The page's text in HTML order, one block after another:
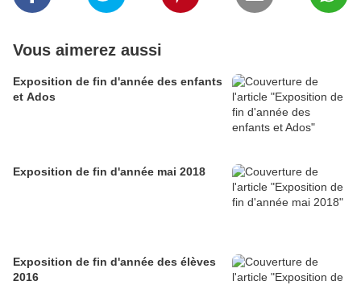
Vous aimerez aussi
Exposition de fin d'année des enfants
et Ados
Exposition de fin d'année mai 2018
Exposition de fin d'année des élèves
2016